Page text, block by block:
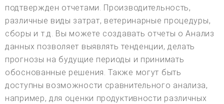
подтвержден отчетами. Производительность,
различные виды затрат, ветеринарные процедуры,
сборы и т.д. Вы можете создавать отчеты о Анализ
данных позволяет выявлять тенденции, делать
прогнозы на будущие периоды и принимать
обоснованные решения. Также могут быть
доступны возможности сравнительного анализа,
например, для оценки продуктивности различных